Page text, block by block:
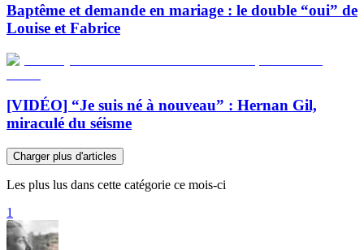
Baptême et demande en mariage : le double “oui” de
Louise et Fabrice
[VIDÉO] “Je suis né à nouveau” : Hernan Gil,
miraculé du séisme
Charger plus d'articles
Les plus lus dans cette catégorie ce mois-ci
1